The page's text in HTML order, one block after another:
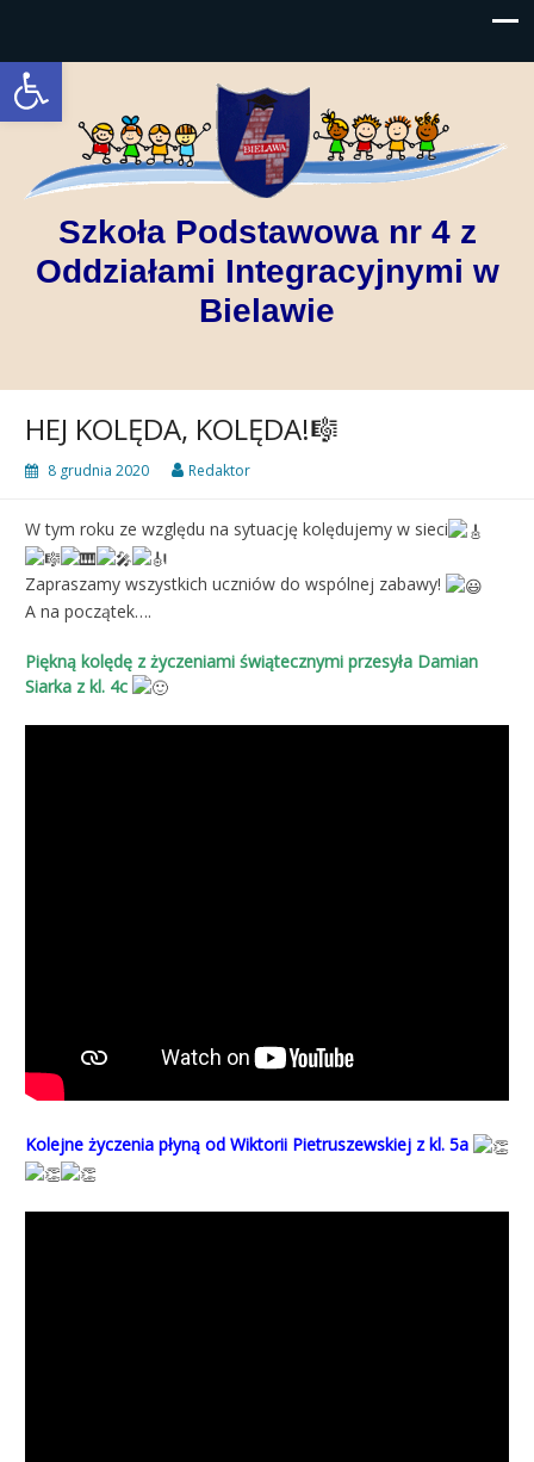
Open toolbar
Szkoła Podstawowa nr 4 z
Oddziałami Integracyjnymi w
Bielawie
HEJ KOLĘDA, KOLĘDA!🎼
8 grudnia 2020 Redaktor
W tym roku ze względu na sytuację kolędujemy w sieci
Zapraszamy wszystkich uczniów do wspólnej zabawy!
A na początek….
Piękną kolędę z życzeniami świątecznymi przesyła Damian
Siarka z kl. 4c
Kolejne życzenia płyną od Wiktorii Pietruszewskiej z kl. 5a